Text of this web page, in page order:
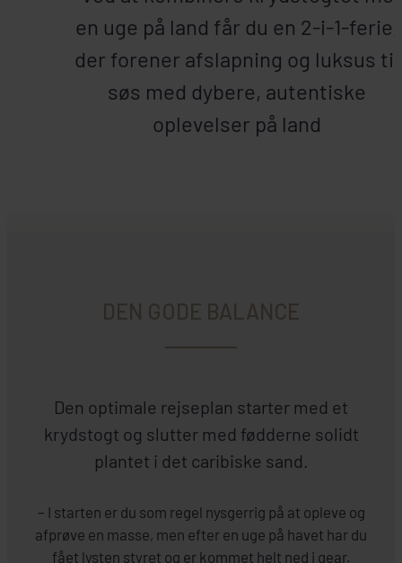
en uge på land får du en 2-i-1-ferie,
der forener afslapning og luksus til
søs med dybere, autentiske
oplevelser på land
DEN GODE BALANCE
Den optimale rejseplan starter med et
krydstogt og slutter med fødderne solidt
plantet i det caribiske sand.
– I starten er du som regel nysgerrig på at opleve og
afprøve en masse, men efter en uge på havet har du
fået lysten styret og er kommet helt ned i gear.